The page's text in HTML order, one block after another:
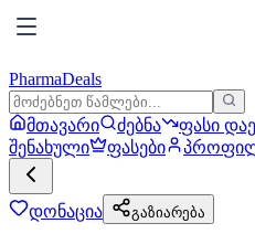
PharmaDeals
მთავარი ძებნა ფასი
შენახული
ფასები
დონაცია გაზიარება